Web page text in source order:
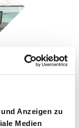
Anzeigen zu
Medien
in
zu